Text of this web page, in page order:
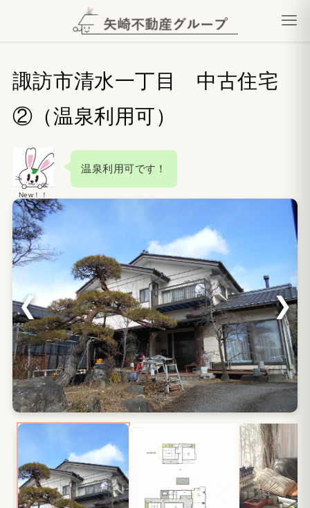
諏訪市清水一丁目 中古住宅
②（温泉利用可）
New！！
温泉利用可です！
❮ ❯